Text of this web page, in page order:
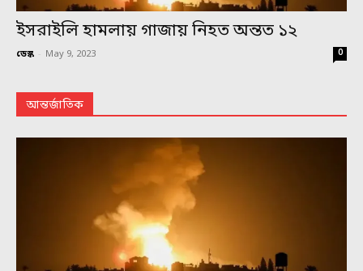
ইসরাইলি হামলায় গাজায় নিহত অন্তত ১২
ডেস্ক - May 9, 2023 0
আন্তর্জাতিক